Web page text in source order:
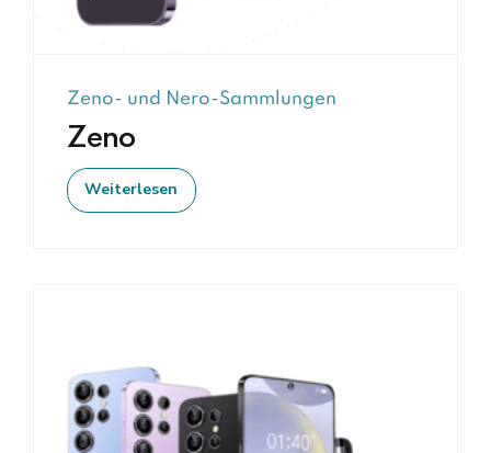
Zeno- und Nero-Sammlungen
Zeno
Weiterlesen